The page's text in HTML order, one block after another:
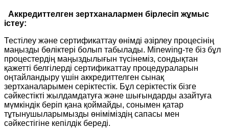
Аккредиттелген зертханалармен бірлесіп жұмыс
істеу:
Тестілеу және сертификаттау өнімді әзірлеу процесінің
маңызды бөліктері болып табылады. Minewing-те біз бұл
процестердің маңыздылығын түсінеміз, сондықтан
қажетті белгілерді сертификаттау процедураларын
оңтайландыру үшін аккредиттелген сынақ
зертханаларымен серіктестік. Бұл серіктестік бізге
сәйкестікті жылдамдатуға және шығындарды азайтуға
мүмкіндік беріп қана қоймайды, сонымен қатар
тұтынушыларымызды өніміміздің сапасы мен
сәйкестігіне кепілдік береді.